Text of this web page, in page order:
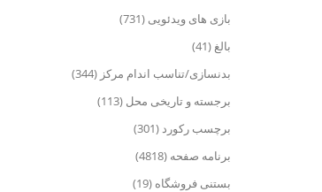
بازی های ویدئویی (731)
بالغ (41)
بدنسازی/تناسب اندام مرکز (344)
برجسته و تاریخی محل (113)
برچسب رکورد (301)
برنامه صفحه (4818)
بستنی فروشگاه (19)